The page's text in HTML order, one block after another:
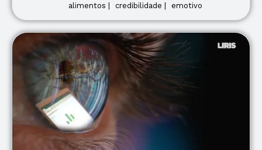
alimentos | credibilidade | emotivo